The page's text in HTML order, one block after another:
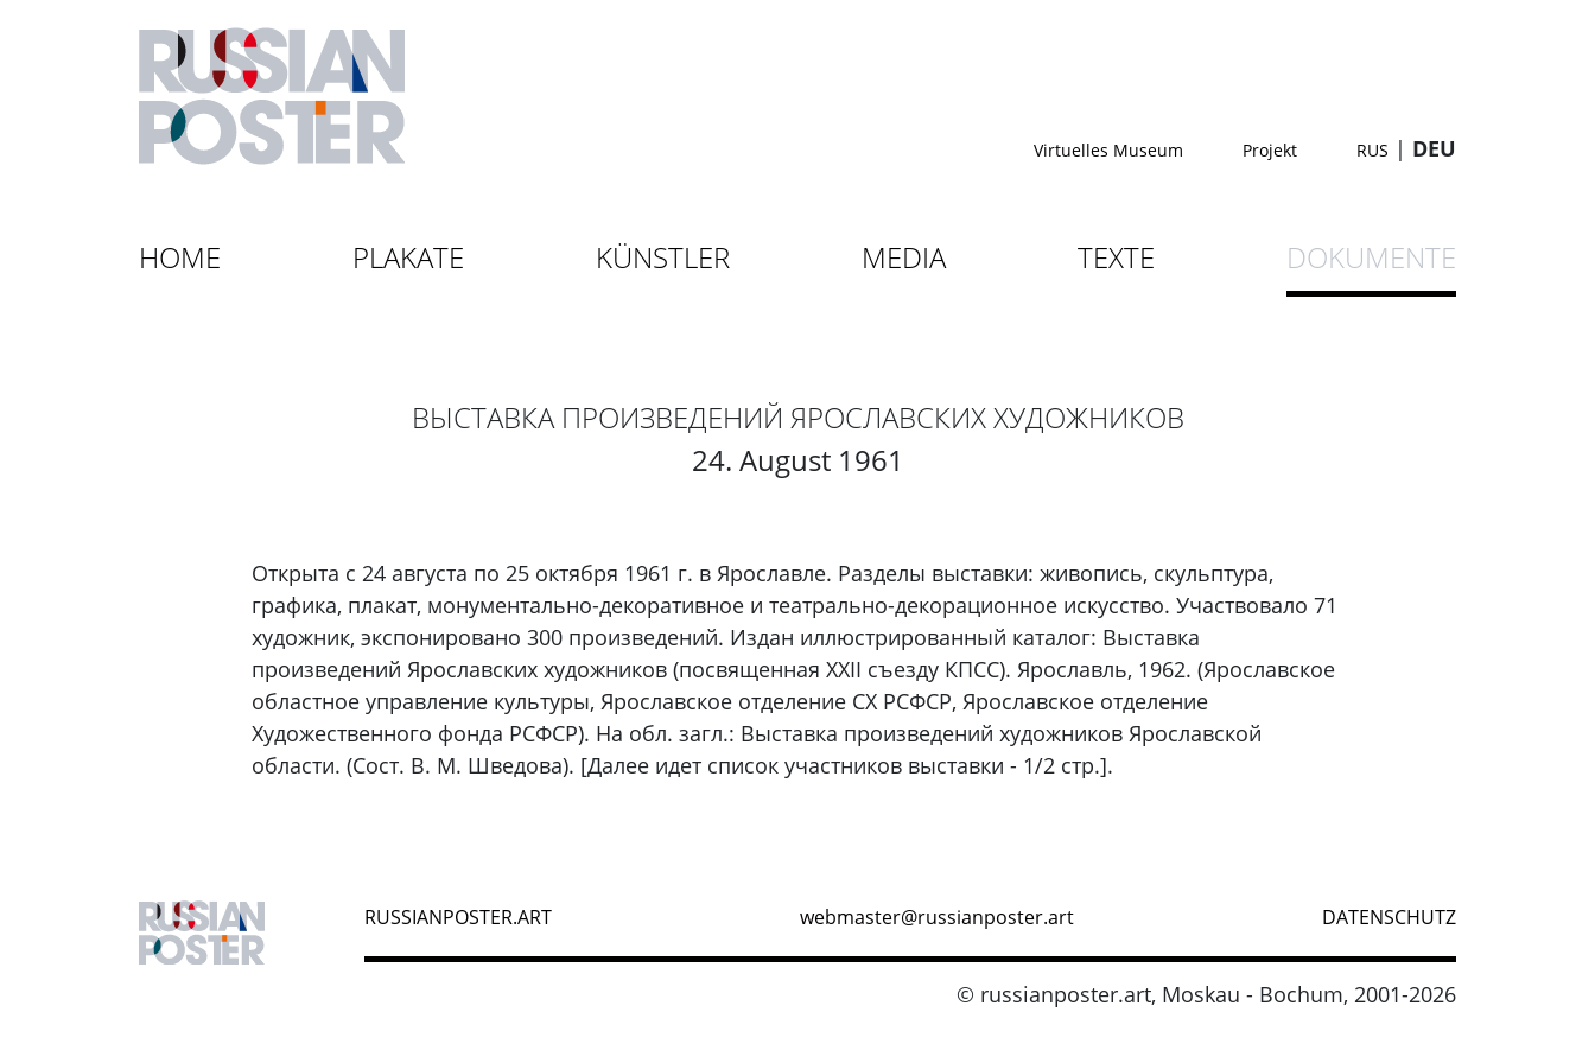
Virtuelles Museum Projekt RUS | DEU
HOME PLAKATE KÜNSTLER MEDIA TEXTE DOKUMENTE
ВЫСТАВКА ПРОИЗВЕДЕНИЙ ЯРОСЛАВСКИХ ХУДОЖНИКОВ
24. August 1961
Открыта с 24 августа по 25 октября 1961 г. в Ярославле. Разделы выставки: живопись, скульптура,
графика, плакат, монументально-декоративное и театрально-декорационное искусство. Участвовало 71
художник, экспонировано 300 произведений. Издан иллюстрированный каталог: Выставка
произведений Ярославских художников (посвященная XXII съезду КПСС). Ярославль, 1962. (Ярославское
областное управление культуры, Ярославское отделение СХ РСФСР, Ярославское отделение
Художественного фонда РСФСР). На обл. загл.: Выставка произведений художников Ярославской
области. (Сост. В. М. Шведова). [Далее идет список участников выставки - 1/2 стр.].
RUSSIANPOSTER.ART webmaster@russianposter.art DATENSCHUTZ
© russianposter.art, Moskau - Bochum, 2001-2026